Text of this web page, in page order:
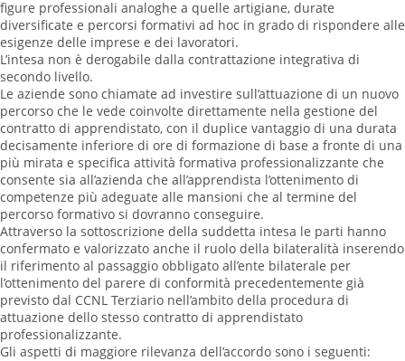
figure professionali analoghe a quelle artigiane, durate
diversificate e percorsi formativi ad hoc in grado di rispondere alle
esigenze delle imprese e dei lavoratori.
L’intesa non è derogabile dalla contrattazione integrativa di
secondo livello.
Le aziende sono chiamate ad investire sull’attuazione di un nuovo
percorso che le vede coinvolte direttamente nella gestione del
contratto di apprendistato, con il duplice vantaggio di una durata
decisamente inferiore di ore di formazione di base a fronte di una
più mirata e specifica attività formativa professionalizzante che
consente sia all’azienda che all’apprendista l’ottenimento di
competenze più adeguate alle mansioni che al termine del
percorso formativo si dovranno conseguire.
Attraverso la sottoscrizione della suddetta intesa le parti hanno
confermato e valorizzato anche il ruolo della bilateralità inserendo
il riferimento al passaggio obbligato all’ente bilaterale per
l’ottenimento del parere di conformità precedentemente già
previsto dal CCNL Terziario nell’ambito della procedura di
attuazione dello stesso contratto di apprendistato
professionalizzante.
Gli aspetti di maggiore rilevanza dell’accordo sono i seguenti: